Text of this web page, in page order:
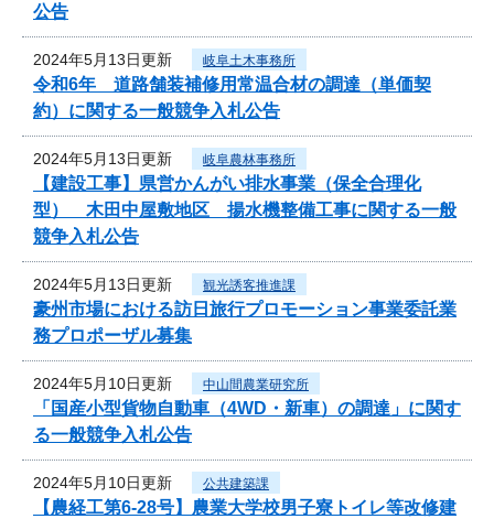
公告
2024年5月13日更新 岐阜土木事務所
令和6年 道路舗装補修用常温合材の調達（単価契
約）に関する一般競争入札公告
2024年5月13日更新 岐阜農林事務所
【建設工事】県営かんがい排水事業（保全合理化
型） 木田中屋敷地区 揚水機整備工事に関する一般
競争入札公告
2024年5月13日更新 観光誘客推進課
豪州市場における訪日旅行プロモーション事業委託業
務プロポーザル募集
2024年5月10日更新 中山間農業研究所
「国産小型貨物自動車（4WD・新車）の調達」に関す
る一般競争入札公告
2024年5月10日更新 公共建築課
【農経工第6-28号】農業大学校男子寮トイレ等改修建